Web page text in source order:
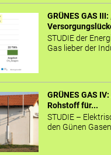
GRÜNES GAS
STUDIE der
Gas lieber der
GRÜNES GAS
Rohstoff für...
STUDIE –
den Günen